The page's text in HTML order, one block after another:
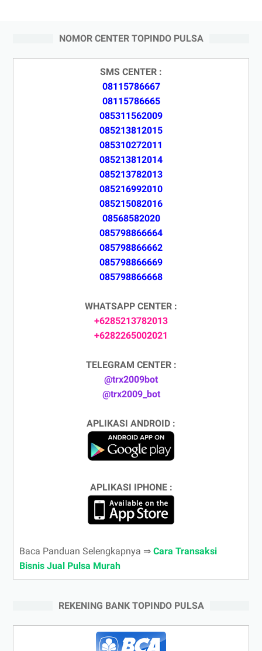
NOMOR CENTER TOPINDO PULSA
SMS CENTER :
08115786667
08115786665
085311562009
085213812015
085310272011
085213812014
085213782013
085216992010
085215082016
08568582020
085798866664
085798866662
085798866669
085798866668
WHATSAPP CENTER :
+6285213782013
+6282265002021
TELEGRAM CENTER :
@trx2009bot
@trx2009_bot
APLIKASI ANDROID :
APLIKASI IPHONE :
Baca Panduan Selengkapnya ⇒ Cara Transaksi
Bisnis Jual Pulsa Murah
REKENING BANK TOPINDO PULSA